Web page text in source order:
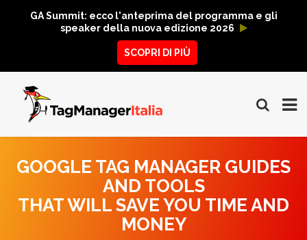
GA Summit: ecco l'anteprima del programma e gli
speaker della nuova edizione 2026
SCOPRI DI PIÙ
GOOGLE TAG MANAGER GUIDES
AND TOOLS
THAT WILL SAVE YOU TIME AND
MONEY